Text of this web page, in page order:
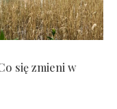
się zmieni w